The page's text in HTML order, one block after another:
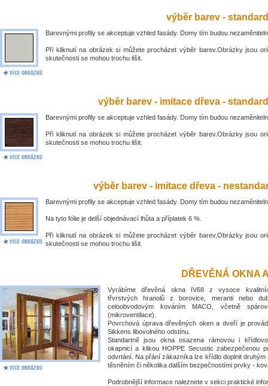
výběr barev -
Barevnými profily se akceptuje vzhled fasády. Domy tím budou
Při kliknutí na obrázek si můžete procházet výběr barev.Obrázky jsou
skutečnosti se mohou trochu lišit.
výběr barev - imitace dřeva -
Barevnými profily se akceptuje vzhled fasády. Domy tím budou
Při kliknutí na obrázek si můžete procházet výběr barev.Obrázky jsou
skutečnosti se mohou trochu lišit.
výběr barev - imitace dřeva -
Barevnými profily se akceptuje vzhled fasády. Domy tím budou
Na tyto fólie je delší objednávací lhůta a příplatek 6 %.
Při kliknutí na obrázek si můžete procházet výběr barev.Obrázky jsou
skutečnosti se mohou trochu lišit.
DŘEVĚNÁ OKNA
Vyrábíme dřevěná okna IV68 z vysoce
třvrstvých hranolů z borovice, meranti nebo
celoobvodovým kováním MACO, včetně
(mikroventilace).
Povrchová úprava dřevěných oken a dveří je
Sikkens libovolného odstínu.
Standartně jsou okna osazena rámovou i
okapnicí a klikou HOPPE Secustic zabezpečenou
odvrtání. Na přání zákazníka lze křídlo doplnit druhým
těsněním či několika dalším bezpečnostími prvky -
Podrobnější informace naleznete v sekci praktické